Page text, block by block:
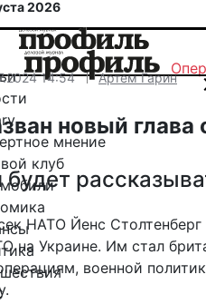
2026
мнение
клуб
14:54 Артем Гарин
новый
будет
НАТО Йенс Столтенберг
на Украине. Им стал
военной